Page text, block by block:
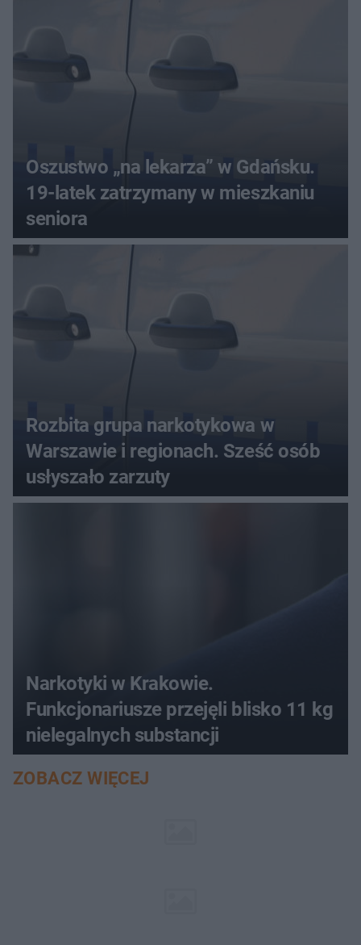
Oszustwo „na lekarza” w Gdańsku.
19-latek zatrzymany w mieszkaniu
seniora
Rozbita grupa narkotykowa w
Warszawie i regionach. Sześć osób
usłyszało zarzuty
Narkotyki w Krakowie.
Funkcjonariusze przejęli blisko 11 kg
nielegalnych substancji
ZOBACZ WIĘCEJ